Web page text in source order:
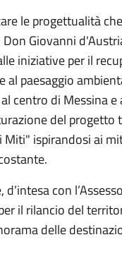
le progettualità
Giovanni
iniziative per il
paesaggio
centro di Messina
del
ispirandosi ai
con
il rilancio del
delle